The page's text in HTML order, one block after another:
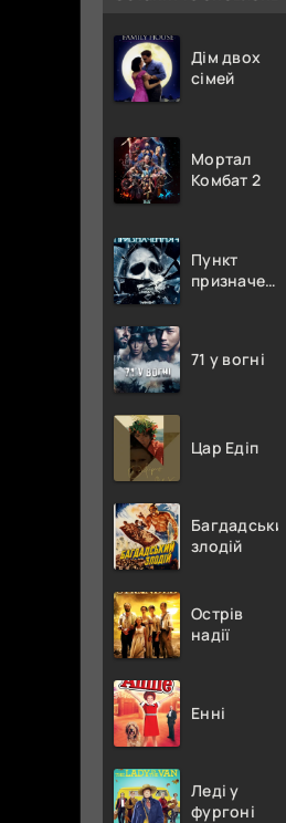
Дім двох
сімей
Мортал
Комбат 2
Пункт
призначення
71 у вогні
Цар Едіп
Багдадський
злодій
Острів
надії
Енні
Леді у
фургоні